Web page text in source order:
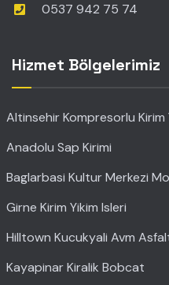
0537 942 75 74
Hizmet Bölgelerimiz
Altinsehir Kompresorlu Kirim
Anadolu Sap Kirimi
Baglarbasi Kultur Merkezi
Girne Kirim Yikim Isleri
Hilltown Kucukyali Avm
Kayapinar Kiralik Bobcat